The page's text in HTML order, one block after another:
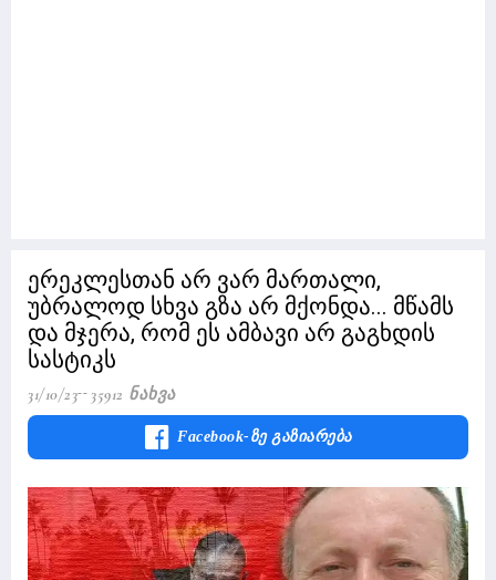
ერეკლესთან არ ვარ მართალი,
უბრალოდ სხვა გზა არ მქონდა... მწამს
და მჯერა, რომ ეს ამბავი არ გაგხდის
სასტიკს
31/10/23 35912 Ნახვა
Facebook-Ზე Გაზიარება